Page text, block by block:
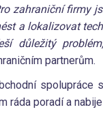
zahraniční firmy
a lokalizovat
důležitý
partnerům.
spolupráce
ráda poradí a